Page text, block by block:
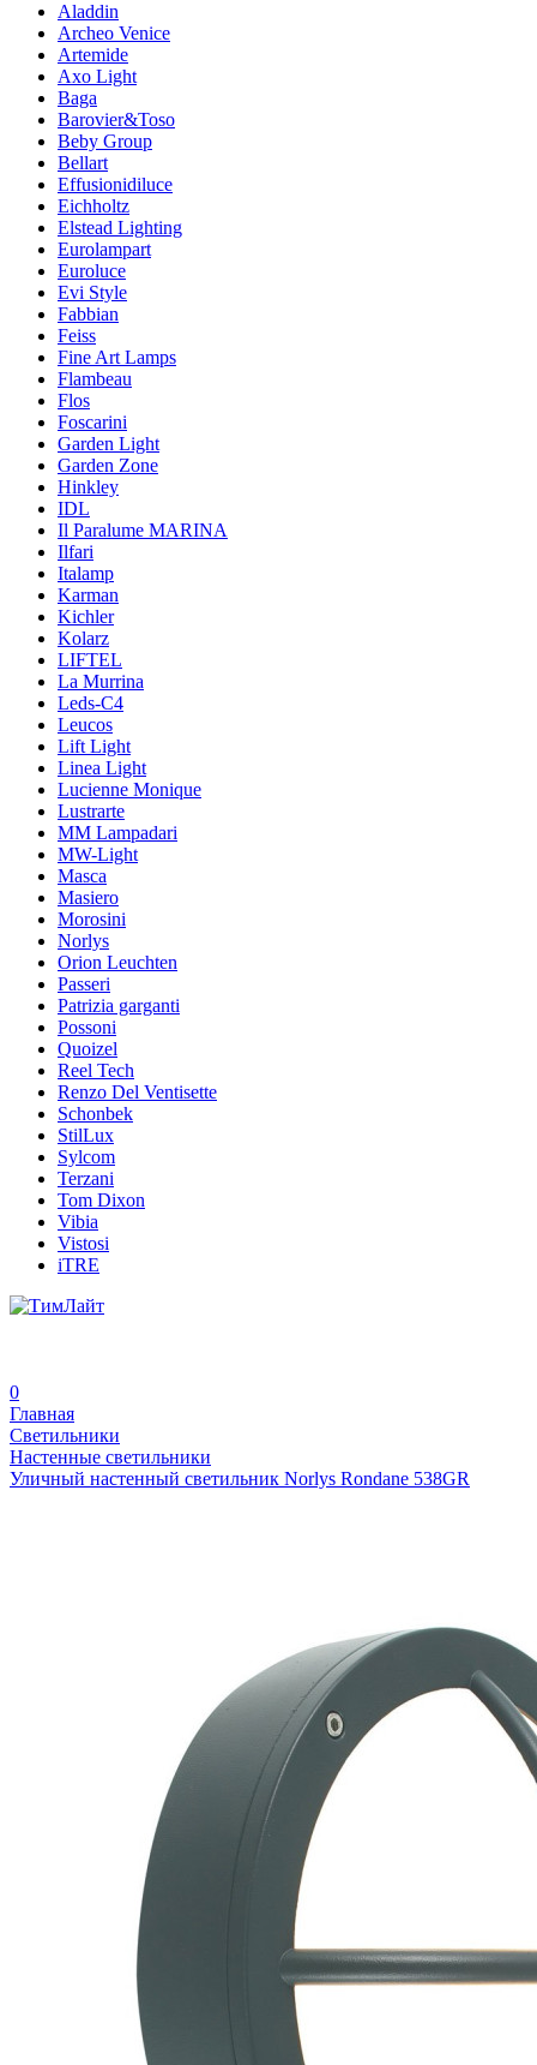
Aladdin
Archeo Venice
Artemide
Axo Light
Baga
Barovier&Toso
Beby Group
Bellart
Effusionidiluce
Eichholtz
Elstead Lighting
Eurolampart
Euroluce
Evi Style
Fabbian
Feiss
Fine Art Lamps
Flambeau
Flos
Foscarini
Garden Light
Garden Zone
Hinkley
IDL
Il Paralume MARINA
Ilfari
Italamp
Karman
Kichler
Kolarz
LIFTEL
La Murrina
Leds-C4
Leucos
Lift Light
Linea Light
Lucienne Monique
Lustrarte
MM Lampadari
MW-Light
Masca
Masiero
Morosini
Norlys
Orion Leuchten
Passeri
Patrizia garganti
Possoni
Quoizel
Reel Tech
Renzo Del Ventisette
Schonbek
StilLux
Sylcom
Terzani
Tom Dixon
Vibia
Vistosi
iTRE
0
Главная
Светильники
Настенные светильники
Уличный настенный светильник Norlys Rondane 538GR